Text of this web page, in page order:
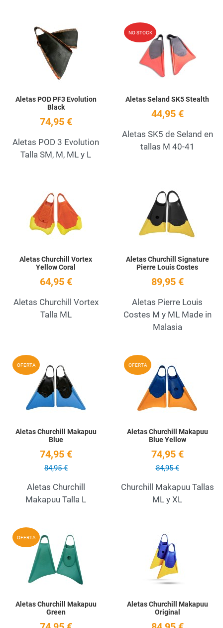
Add to Wishlist
Quick View
Aletas POD PF3 Evolution
Black
74,95 €
Aletas POD 3 Evolution
Talla SM, M, ML y L
NO STOCK
Aletas Seland SK5 Stealth
44,95 €
Aletas SK5 de Seland en
tallas M 40-41
Aletas Churchill Vortex
Yellow Coral
64,95 €
Aletas Churchill Vortex
Talla ML
Aletas Churchill Signature
Pierre Louis Costes
89,95 €
Aletas Pierre Louis
Costes M y ML Made in
Malasia
OFERTA Add to Wishlist
Aletas Churchill Makapuu
Blue
74,95 €
84,95 €
Aletas Churchill
Makapuu Talla L
OFERTA
Aletas Churchill Makapuu
Blue Yellow
74,95 €
84,95 €
Churchill Makapuu Tallas
ML y XL
OFERTA Add to Wishlist
Aletas Churchill Makapuu
Green
Aletas Churchill Makapuu
Original